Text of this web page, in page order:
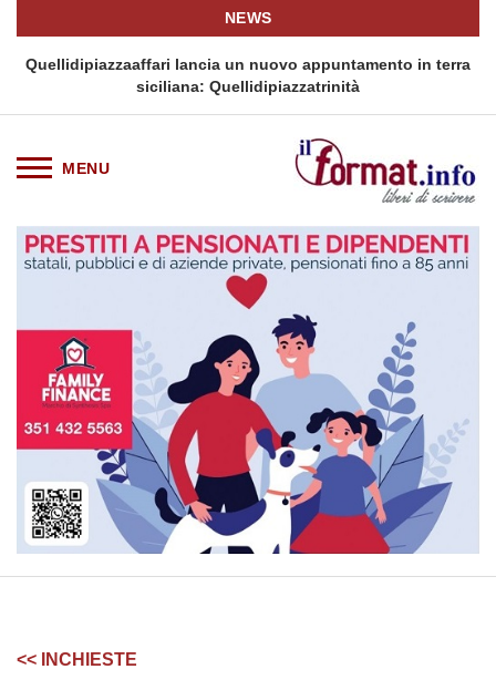
NEWS
Quellidipiazzaaffari lancia un nuovo appuntamento in terra
siciliana: Quellidipiazzatrinità
<< INCHIESTE